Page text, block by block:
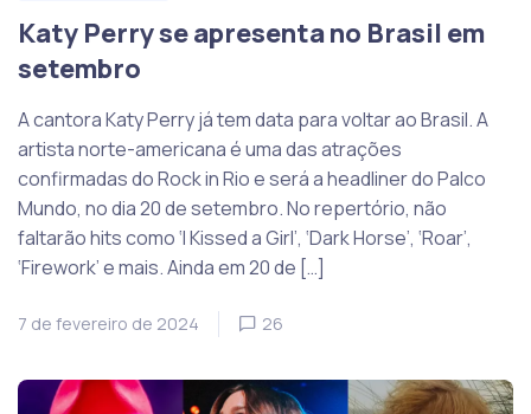
Katy Perry se apresenta no Brasil em
setembro
A cantora Katy Perry já tem data para voltar ao Brasil. A
artista norte-americana é uma das atrações
confirmadas do Rock in Rio e será a headliner do Palco
Mundo, no dia 20 de setembro. No repertório, não
faltarão hits como ‘I Kissed a Girl’, ‘Dark Horse’, ‘Roar’,
‘Firework’ e mais. Ainda em 20 de […]
7 de fevereiro de 2024 26